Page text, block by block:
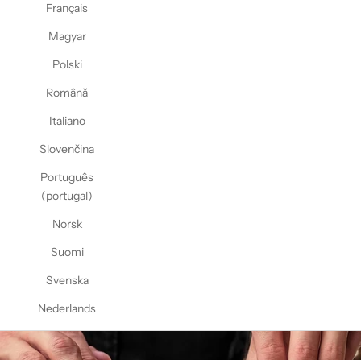
Français
Magyar
Polski
Română
Italiano
Slovenčina
Português
(portugal)
Norsk
Suomi
Svenska
Nederlands